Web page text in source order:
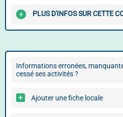
PLUS D'INFOS SUR CETTE
Informations erronées,
cessé ses activités ?
Ajouter une fiche locale